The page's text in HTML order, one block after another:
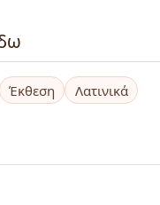
Έκθεση Λατινικά